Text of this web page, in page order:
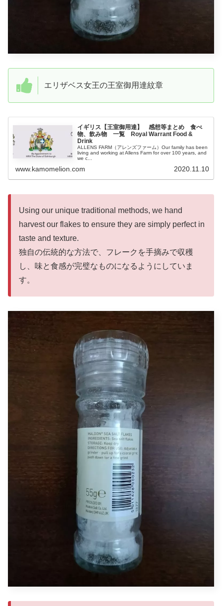
エリザベス女王の王室御用達紋章
イギリス【王室御用達】 感想等まとめ 食べ
物、飲み物 一覧 Royal Warrant Food &
Drink
ALLENS FARM（アレンズファーム）Our family has been
living and working at Allens Farm for over 100 years, and
we c...
www.kamomelion.com 2020.11.10
Using our unique traditional methods, we hand
harvest our flakes to ensure they are simply perfect in
taste and texture.
独自の伝統的な方法で、フレークを手摘みで収穫
し、味と食感が完璧なものになるようにしていま
す。